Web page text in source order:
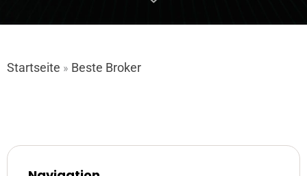
Startseite » Beste Broker